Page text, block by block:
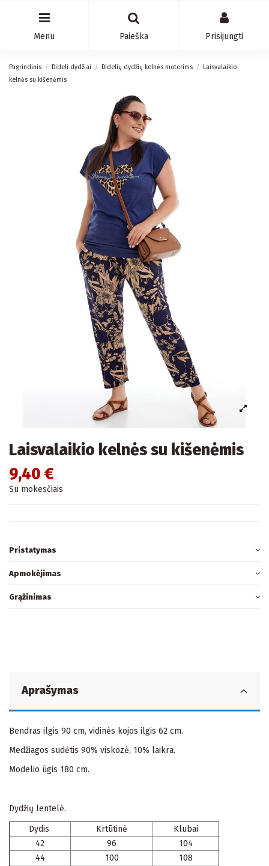
Menu Paieška Prisijungti
Pagrindinis Dideli dydžiai Didelių dydžių kelnės moterims
Laisvalaikio
kelnės su kišenėmis
Laisvalaikio kelnės su kišenėmis
9,40 €
Su mokesčiais
Pristatymas
Apmokėjimas
Grąžinimas
Aprašymas
Bendras ilgis 90 cm, vidinės kojos ilgis 62 cm.
Medžiagos sudėtis 90% viskozė, 10% laikra.
Modelio ūgis 180 cm.
Dydžių lentelė.
Dydis Krtūtinė
Klubai
42
96
104
44
100
108